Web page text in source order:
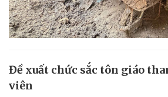
Đề xuất chức sắc tôn giáo
viên